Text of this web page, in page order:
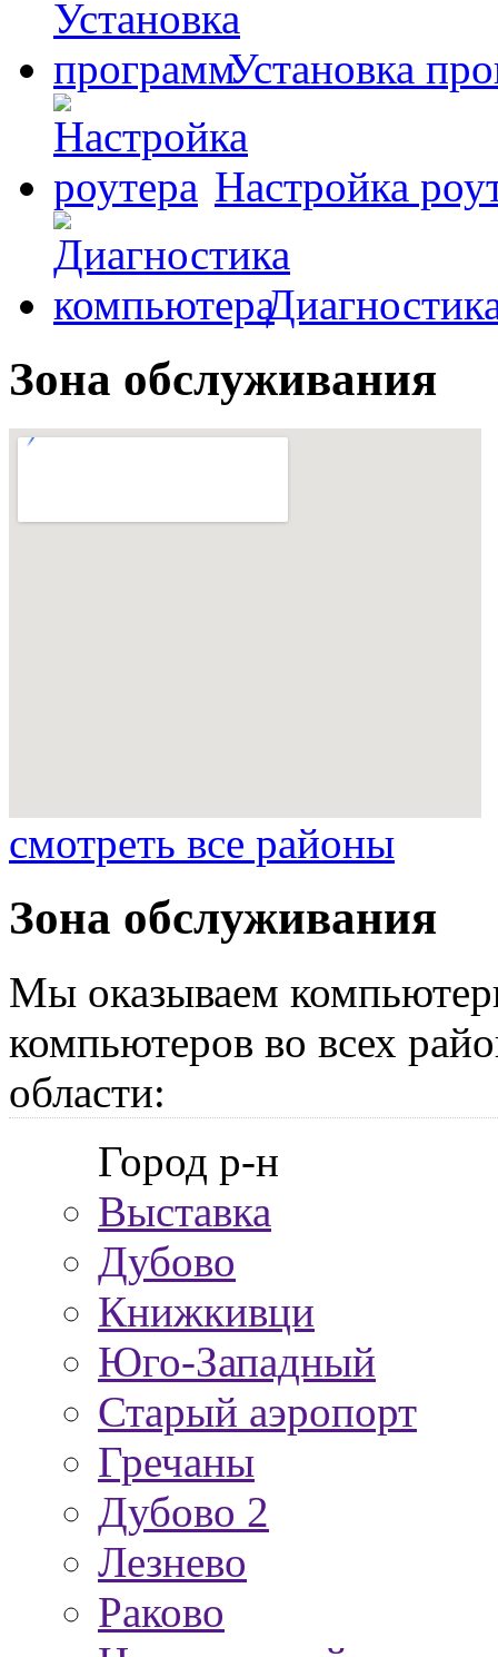
Установка
Настройка
Зона обслуживания
смотреть все районы
Зона обслуживания
Мы оказываем
компьютеров во всех
области:
Город р-н
Выставка
Дубово
Книжкивци
Юго-Западный
Старый аэропорт
Гречаны
Дубово 2
Лезнево
Раково